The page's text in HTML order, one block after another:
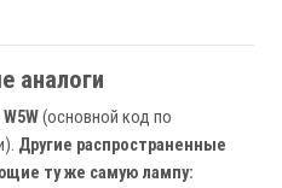
аналоги
W5W(основной код по
Другие распространенные
ту же самую лампу: